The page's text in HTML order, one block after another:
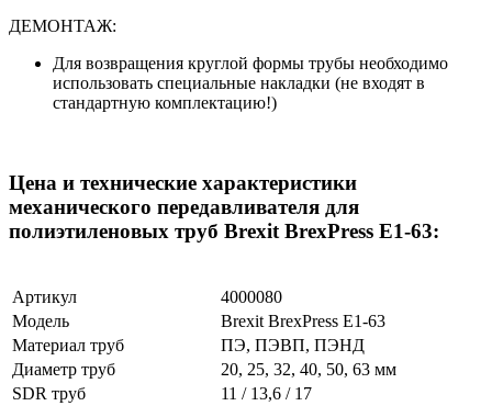
ДЕМОНТАЖ:
Для возвращения круглой формы трубы необходимо
использовать специальные накладки (не входят в
стандартную комплектацию!)
Цена и технические характеристики
механического передавливателя для
полиэтиленовых труб Brexit BrexPress Е1-63:
Артикул
4000080
Модель
Brexit BrexPress Е1-63
Материал труб
ПЭ, ПЭВП, ПЭНД
Диаметр труб
20, 25, 32, 40, 50, 63 мм
SDR труб
11 / 13,6 / 17